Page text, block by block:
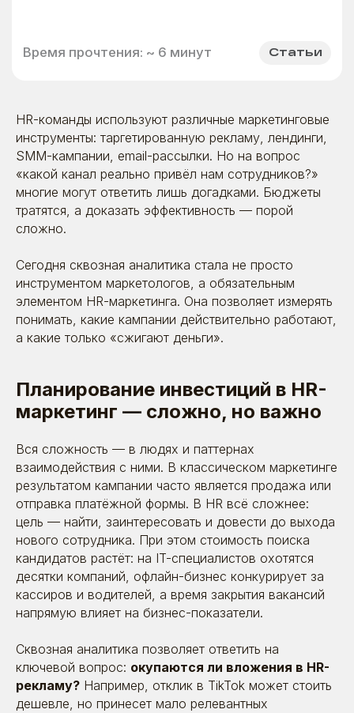
HR-команды используют различные маркетинговые
инструменты: таргетированную рекламу, лендинги,
SMM-кампании, email-рассылки. Но на вопрос
«какой канал реально привёл нам сотрудников?»
многие могут ответить лишь догадками. Бюджеты
тратятся, а доказать эффективность — порой
сложно.
Сегодня сквозная аналитика стала не просто
инструментом маркетологов, а обязательным
элементом HR-маркетинга. Она позволяет измерять
понимать, какие кампании действительно работают,
а какие только «сжигают деньги».
Планирование инвестиций в HR-
маркетинг — сложно, но важно
Вся сложность — в людях и паттернах
взаимодействия с ними. В классическом маркетинге
результатом кампании часто является продажа или
отправка платёжной формы. В HR всё сложнее:
цель — найти, заинтересовать и довести до выхода
нового сотрудника. При этом стоимость поиска
кандидатов растёт: на IT-специалистов охотятся
десятки компаний, офлайн-бизнес конкурирует за
кассиров и водителей, а время закрытия вакансий
напрямую влияет на бизнес-показатели.
Сквозная аналитика позволяет ответить на
ключевой вопрос: окупаются ли вложения в HR-
рекламу? Например, отклик в TikTok может стоить
дешевле, но принесет мало релевантных